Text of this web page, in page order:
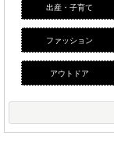
出産・子育て
ファッション
アウトドア